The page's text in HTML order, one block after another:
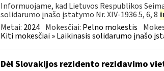
Informuojame, kad Lietuvos Respublikos
solidarumo įnašo įstatymo Nr. XIV-1936 5, 6, 8
Metai: 2024 Mokesčiai: Pelno mokestis
Kiti mokesčiai » Laikinasis solidarumo įnašo
Dėl Slovakijos rezidento rezidavimo